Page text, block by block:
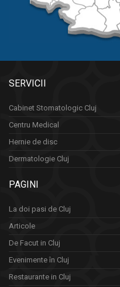
SERVICII
Cabinet Stomatologic Cluj
Centru Medical
Hernie de disc
Dermatologie Cluj
PAGINI
La doi pasi de Cluj
Articole
De Facut in Cluj
Evenimente în Cluj
Restaurante in Cluj